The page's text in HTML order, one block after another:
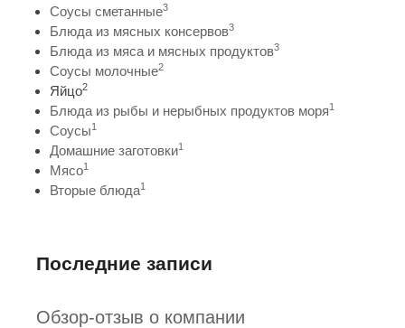
Соусы сметанные3
Блюда из мясных консервов3
Блюда из мяса и мясных продуктов3
Соусы молочные2
Яйцо2
Блюда из рыбы и нерыбных продуктов моря1
Соусы1
Домашние заготовки1
Мясо1
Вторые блюда1
Последние записи
Обзор-отзыв о компании